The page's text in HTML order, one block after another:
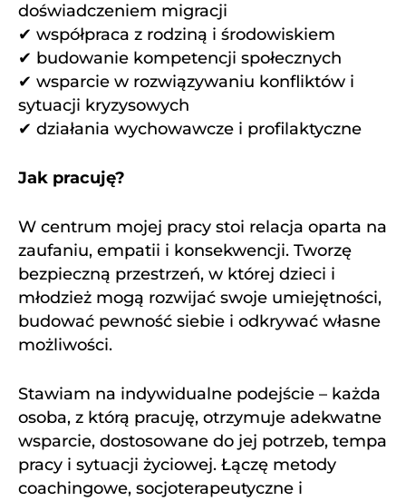
doświadczeniem migracji
✔ współpraca z rodziną i środowiskiem
✔ budowanie kompetencji społecznych
✔ wsparcie w rozwiązywaniu konfliktów i
sytuacji kryzysowych
✔ działania wychowawcze i profilaktyczne
Jak pracuję?
W centrum mojej pracy stoi relacja oparta na
zaufaniu, empatii i konsekwencji. Tworzę
bezpieczną przestrzeń, w której dzieci i
młodzież mogą rozwijać swoje umiejętności,
budować pewność siebie i odkrywać własne
możliwości.
Stawiam na indywidualne podejście – każda
osoba, z którą pracuję, otrzymuje adekwatne
wsparcie, dostosowane do jej potrzeb, tempa
pracy i sytuacji życiowej. Łączę metody
coachingowe, socjoterapeutyczne i